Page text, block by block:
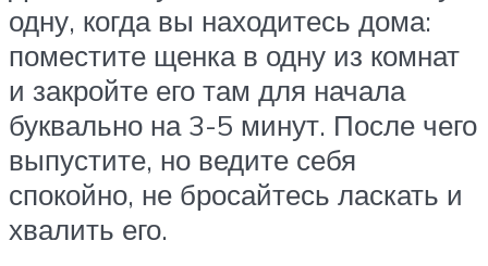
одну, когда вы находитесь дома:
поместите щенка в одну из комнат
и закройте его там для начала
буквально на 3-5 минут. После чего
выпустите, но ведите себя
спокойно, не бросайтесь ласкать и
хвалить его.